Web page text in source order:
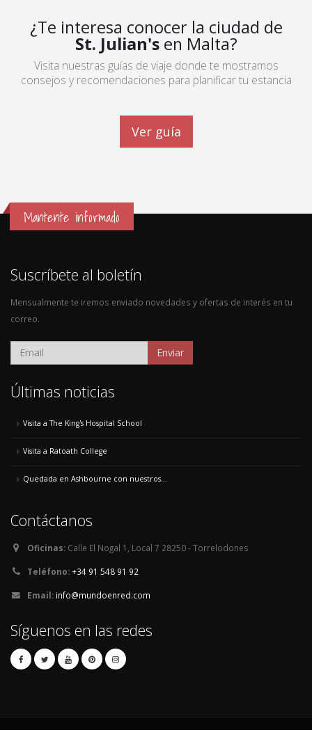
¿Te interesa conocer la ciudad de
St. Julian'sen Malta?
Visita nuestras guías de viaje donde te mostramos
consejos y recomendaciones para planificar tu estancia
Ver guía
Mantente informado
Suscríbete al boletín
Mensualmente te iremos enviado novedades y ofertas de interés en tu
correo.
Enviar
Últimas noticias
Visita a The King's Hospital School
Visita a Ratoath College
Quedada en Ashbourne con nuestros...
Contáctanos
Oficinas: Calle El Nogal 1, Local 7 28250 - Torrelodones
Teléfono:+34 91 548 91 92
Email: info@mundoenred.com
Síguenos en las redes